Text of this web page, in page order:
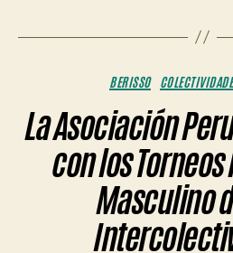
BERISSO
La Asociación
con los
Masculino